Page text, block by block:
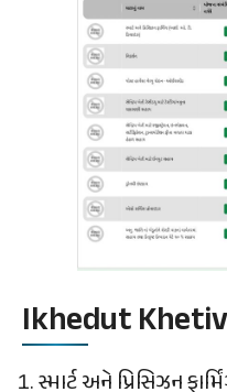
Ikhedut
સ્માર્ટ અને પ્રિસિઝન